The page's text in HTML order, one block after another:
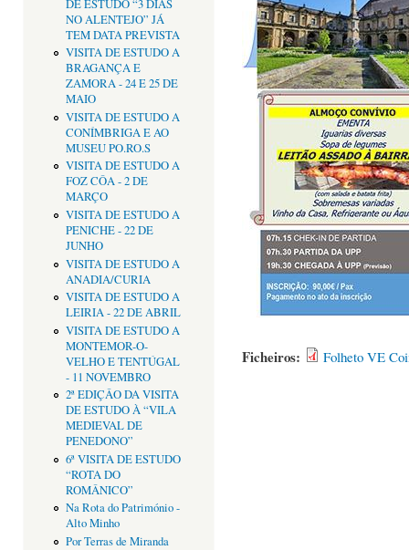
DE ESTUDO “3 DIAS
NO ALENTEJO” JÁ
TEM DATA PREVISTA
VISITA DE ESTUDO A
BRAGANÇA E
ZAMORA - 24 E 25 DE
MAIO
VISITA DE ESTUDO A
CONÍMBRIGA E AO
MUSEU PO.RO.S
VISITA DE ESTUDO A
FOZ CÔA - 2 DE
MARÇO
VISITA DE ESTUDO A
PENICHE - 22 DE
JUNHO
VISITA DE ESTUDO A
ANADIA/CURIA
VISITA DE ESTUDO A
LEIRIA - 22 DE ABRIL
VISITA DE ESTUDO A
MONTEMOR-O-
VELHO E TENTÚGAL
- 11 NOVEMBRO
2ª EDIÇÂO DA VISITA
DE ESTUDO À “VILA
MEDIEVAL DE
PENEDONO”
6ª VISITA DE ESTUDO
“ROTA DO
ROMÂNICO”
Na Rota do Património -
Alto Minho
Por Terras de Miranda
Ficheiros: Folheto VE